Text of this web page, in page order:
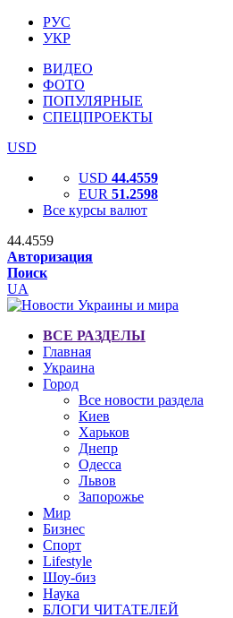
РУС
УКР
ВИДЕО
ФОТО
ПОПУЛЯРНЫЕ
СПЕЦПРОЕКТЫ
USD
USD 44.4559
EUR 51.2598
Все курсы валют
44.4559
Авторизация
Поиск
UA
ВСЕ РАЗДЕЛЫ
Главная
Украина
Город
Все новости раздела
Киев
Харьков
Днепр
Одесса
Львов
Запорожье
Мир
Бизнес
Спорт
Lifestyle
Шоу-биз
Наука
БЛОГИ ЧИТАТЕЛЕЙ